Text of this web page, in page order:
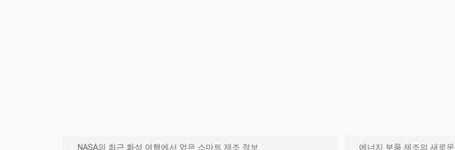
NASA의 최근 화성 여행에서 얻은 스마트 제조 정보 에너지 부품 제조의 새로